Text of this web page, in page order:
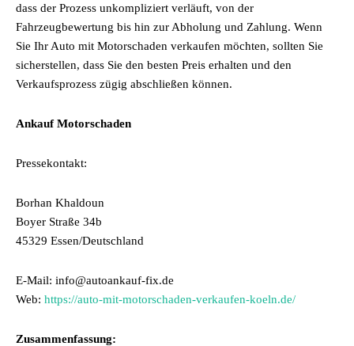
dass der Prozess unkompliziert verläuft, von der
Fahrzeugbewertung bis hin zur Abholung und Zahlung. Wenn
Sie Ihr Auto mit Motorschaden verkaufen möchten, sollten Sie
sicherstellen, dass Sie den besten Preis erhalten und den
Verkaufsprozess zügig abschließen können.
Ankauf Motorschaden
Pressekontakt:
Borhan Khaldoun
Boyer Straße 34b
45329 Essen/Deutschland
E-Mail: info@autoankauf-fix.de
Web: https://auto-mit-motorschaden-verkaufen-koeln.de/
Zusammenfassung: